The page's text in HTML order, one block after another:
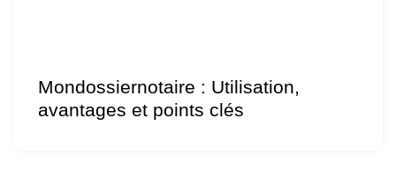
Mondossiernotaire : Utilisation,
avantages et points clés